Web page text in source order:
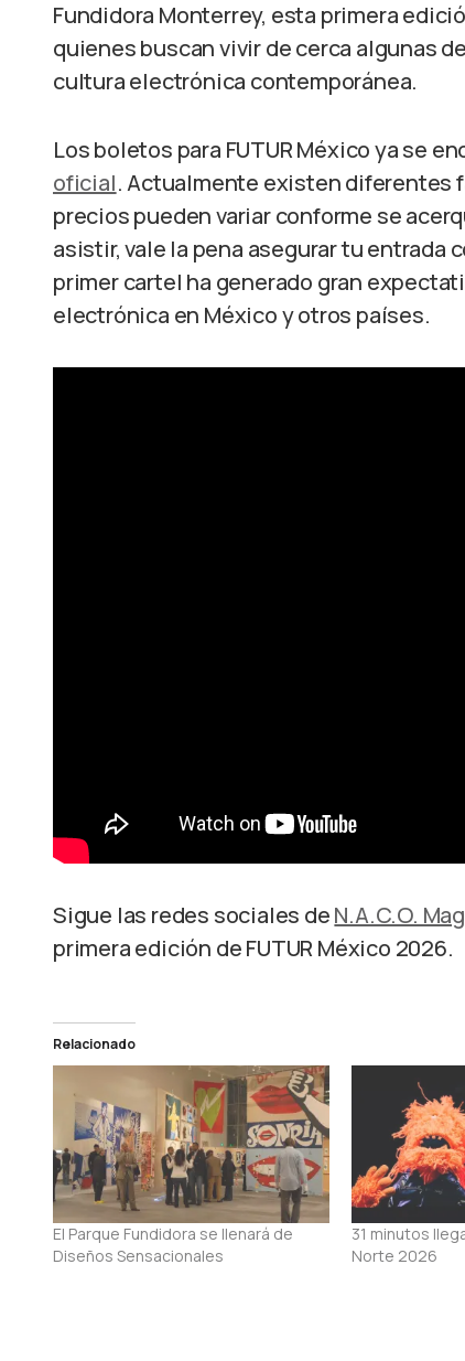
Fundidora Monterrey, esta primera
quienes buscan vivir de cerca algunas
cultura electrónica contemporánea.
Los boletos para FUTUR México ya se
oficial. Actualmente existen diferentes
precios pueden variar conforme se
asistir, vale la pena asegurar tu entrada
primer cartel ha generado gran
electrónica en México y otros países.
Sigue las redes sociales deN.A.C.O.
primera edición de FUTUR México 2026.
Relacionado
El Parque Fundidora se llenará de
Diseños Sensacionales
31 minutos
Norte 2026